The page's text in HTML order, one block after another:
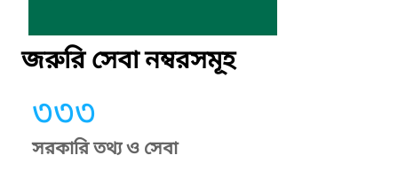
জরুরি সেবা নম্বরসমূহ
৩৩৩
সরকারি তথ্য ও সেবা